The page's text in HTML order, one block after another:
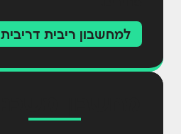
למחשבון ריבית דריבית